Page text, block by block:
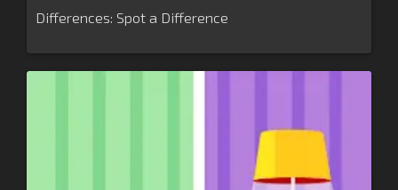
Differences: Spot a Difference